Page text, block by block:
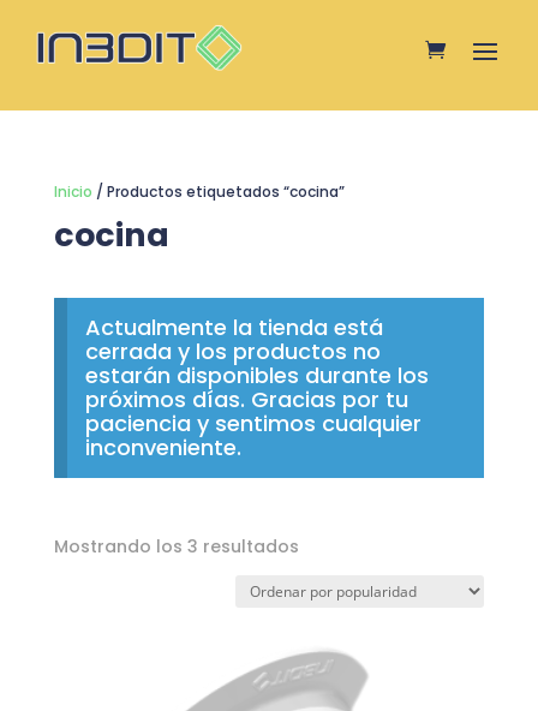
Inicio / Productos etiquetados “cocina”
cocina
Actualmente la tienda está
cerrada y los productos no
estarán disponibles durante los
próximos días. Gracias por tu
paciencia y sentimos cualquier
inconveniente.
Mostrando los 3 resultadosOrdenado
popularidad